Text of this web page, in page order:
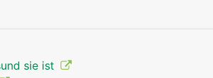
sie ist